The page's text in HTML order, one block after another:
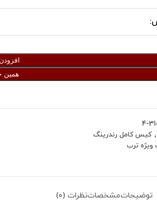
همین
, کیس کامل رندرینگ
ترب
توضیحاتمشخصاتنظرات (0)